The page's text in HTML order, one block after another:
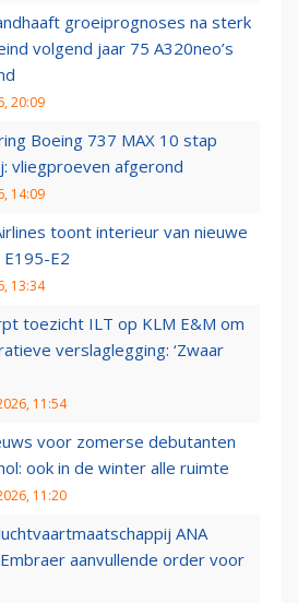
groeiprognoses na sterk
volgend jaar 75 A320neo’s
20:09
Boeing 737 MAX 10 stap
vliegproeven afgerond
14:09
toont interieur van nieuwe
E2
13:34
toezicht ILT op KLM E&M om
verslaglegging: ‘Zwaar
11:54
voor zomerse debutanten
ook in de winter alle ruimte
11:20
ANA
aanvullende order voor